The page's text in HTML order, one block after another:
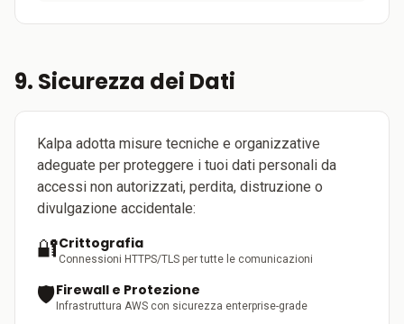
9. Sicurezza dei Dati
Kalpa adotta misure tecniche e organizzative
adeguate per proteggere i tuoi dati personali da
accessi non autorizzati, perdita, distruzione o
divulgazione accidentale:
🔐Crittografia
Connessioni HTTPS/TLS per tutte le comunicazioni
🛡️Firewall e Protezione
Infrastruttura AWS con sicurezza enterprise-grade